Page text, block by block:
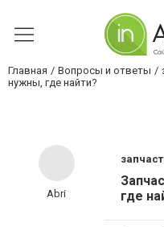
Главная Вопросы и ответы
нужны, где найти?
Abri
где